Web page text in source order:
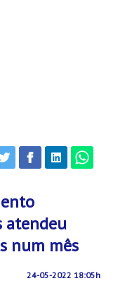
atendeu
num mês
24-05-2022 18:05h